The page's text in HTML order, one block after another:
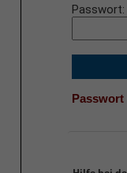
Passwort
Passwort